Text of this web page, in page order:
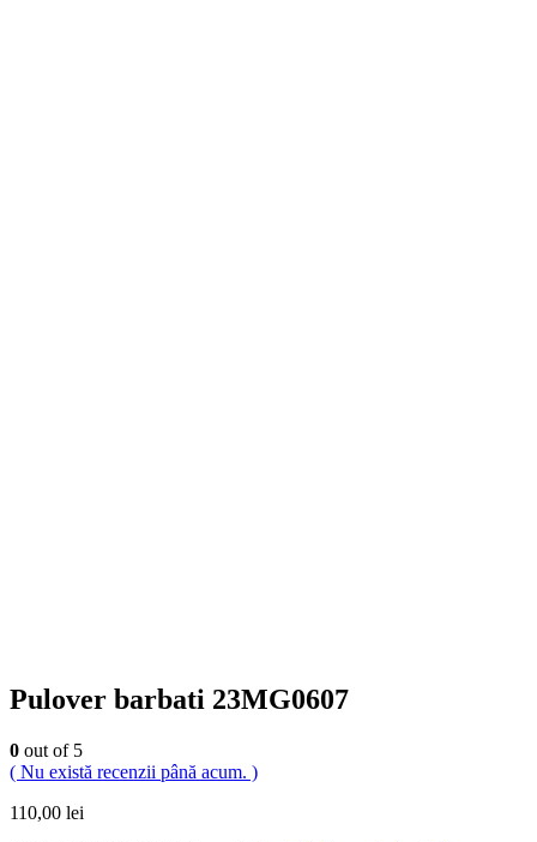
Pulover barbati 23MG0607
0 out of 5
( Nu există recenzii până acum. )
110,00 lei